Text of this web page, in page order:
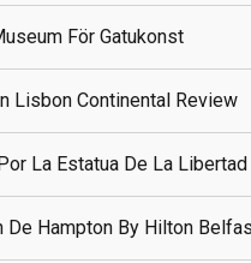
För Gatukonst
Lisbon Continental Review
La Estatua De La Libertad
De Hampton By Hilton